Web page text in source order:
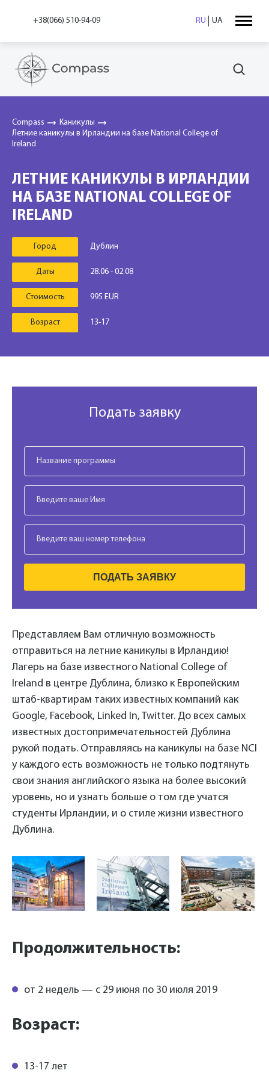
+38(066) 510-94-09 RU UA
Compass
Каникулы
Летние каникулы в Ирландии на базе National College of
Ireland
ЛЕТНИЕ КАНИКУЛЫ В ИРЛАНДИИ
НА БАЗЕ NATIONAL COLLEGE OF
IRELAND
Город Дублин
Даты 28.06 - 02.08
Стоимость 995 EUR
Возраст 13-17
Представляем Вам отличную возможность
отправиться на летние каникулы в Ирландию!
Лагерь на базе известного National College of
Ireland в центре Дублина, близко к Европейским
штаб-квартирам таких известных компаний как
Google, Facebook, Linked In, Twitter. До всех самых
известных достопримечательностей Дублина
рукой подать. Отправляясь на каникулы на базе NCI
у каждого есть возможность не только подтянуть
свои знания английского языка на более высокий
уровень, но и узнать больше о том где учатся
студенты Ирландии, и о стиле жизни известного
Дублина.
Продолжительность:
от 2 недель — с 29 июня по 30 июля 2019
Возраст:
13-17 лет
Подать заявку
ПОДАТЬ ЗАЯВКУ